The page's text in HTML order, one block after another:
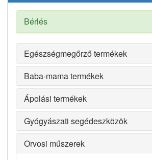
Bérlés
Egészségmegőrző termékek
Baba-mama termékek
Ápolási termékek
Gyógyászati segédeszközök
Orvosi műszerek